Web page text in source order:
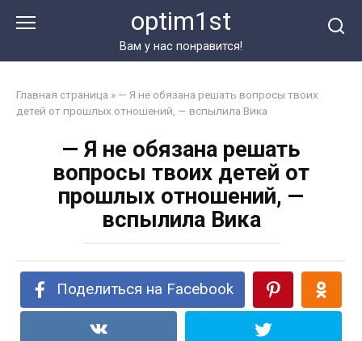
optim1st
Вам у нас понравится!
Главная страница » — Я не обязана решать вопросы твоих
детей от прошлых отношений, — вспылила Вика
— Я не обязана решать
вопросы твоих детей от
прошлых отношений, —
вспылила Вика
Поделиться на Facebook